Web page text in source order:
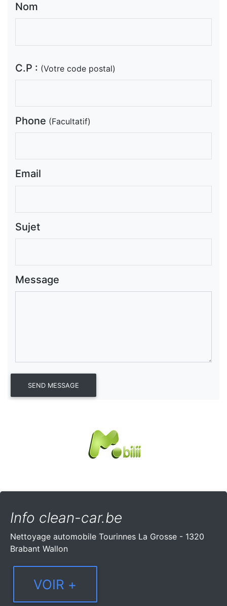
Nom
C.P : (Votre code postal)
Phone (Facultatif)
Email
Sujet
Message
Info clean-car.be
Nettoyage automobile Tourinnes La Grosse - 1320
Brabant Wallon